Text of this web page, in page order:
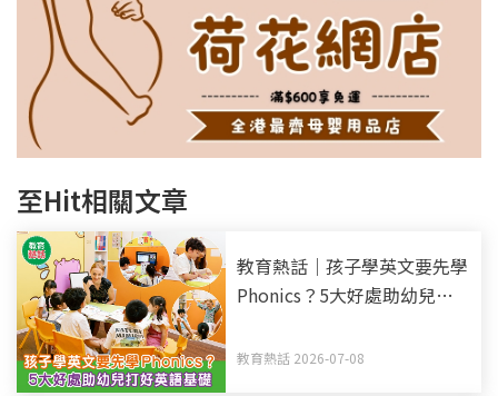
至Hit相關文章
教育熱話｜孩子學英文要先學
Phonics？5大好處助幼兒打
教育熱話 2026-07-08